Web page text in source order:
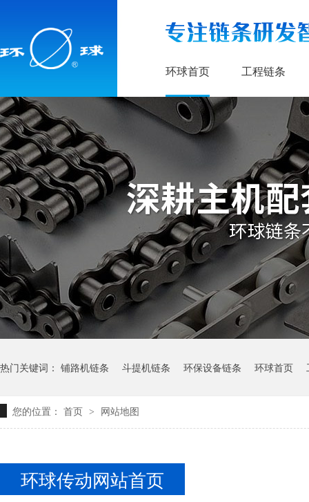
环球首页 工程链条
热门关键词： 铺路机链条 斗提机链条 环保设备链条 环球首页
您的位置： 首页 > 网站地图
环球传动网站首页